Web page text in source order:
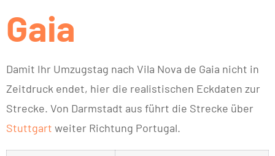
Gaia
Damit Ihr Umzugstag nach Vila Nova de Gaia nicht in
Zeitdruck endet, hier die realistischen Eckdaten zur
Strecke. Von Darmstadt aus führt die Strecke über
Stuttgart weiter Richtung Portugal.